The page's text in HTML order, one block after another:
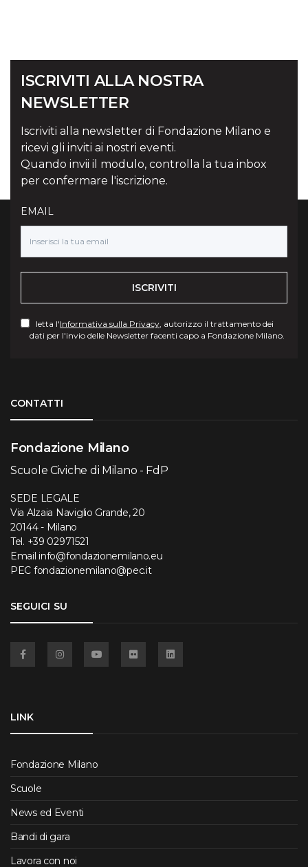
ISCRIVITI ALLA NOSTRA
NEWSLETTER
Iscriviti alla newsletter di Fondazione Milano e
ricevi gli inviti ai nostri eventi.
Quando invii il modulo, controlla la tua inbox
per confermare l'iscrizione.
EMAIL
ISCRIVITI
letta l'Informativa sulla Privacy , autorizzo il trattamento dei
dati per l'invio delle Newsletter facenti capo a Fondazione Milano.
CONTATTI
Fondazione Milano
Scuole Civiche di Milano - FdP
SEDE LEGALE
Via Alzaia Naviglio Grande, 20
20144 - Milano
Tel. +39 02971521
Email info@fondazionemilano.eu
PEC fondazionemilano@pec.it
SEGUICI SU
LINK
Fondazione Milano
Scuole
News ed Eventi
Bandi di gara
Lavora con noi